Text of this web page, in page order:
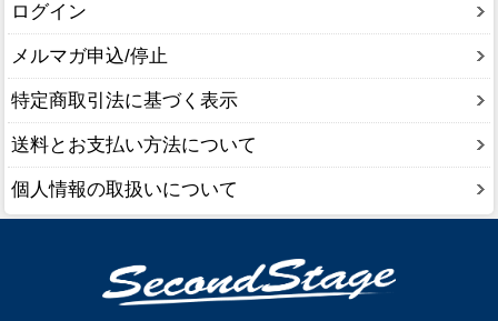
ログイン
メルマガ申込/停止
特定商取引法に基づく表示
送料とお支払い方法について
個人情報の取扱いについて